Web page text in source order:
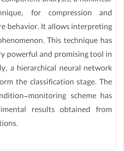
for compression and
behavior. It allows interpreting
This technique has
powerful and promising tool in
a hierarchical neural network
the classification stage. The
monitoring scheme has
results obtained from